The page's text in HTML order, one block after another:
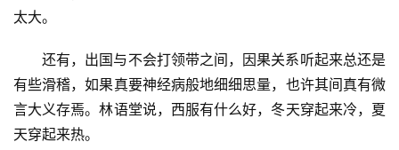
太大。
还有，出国与不会打领带之间，因果关系听起来总还是
有些滑稽，如果真要神经病般地细细思量，也许其间真有微
言大义存焉。林语堂说，西服有什么好，冬天穿起来冷，夏
天穿起来热。